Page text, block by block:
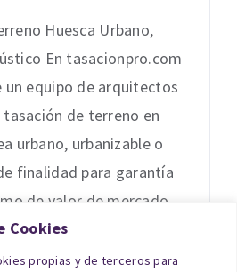
Cookies
propias y de terceros para
Huesca Urbano,
En tasacionpro.com
un equipo de arquitectos
tasación de terreno en
urbano, urbanizable o
finalidad para garantía
de valor de mercado,
Oficial en Huesca o
a la Orden ECO